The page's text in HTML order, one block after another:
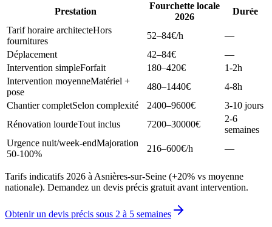
Prestation
Fourchette locale
2026
Durée
Tarif horaire architecteHors
fournitures
52–84€/h
—
Déplacement
42–84€
—
Intervention simpleForfait 180–420€
1-2h
Intervention moyenneMatériel +
pose
480–1440€
4-8h
Chantier completSelon complexité 2400–9600€
3-10 jours
Rénovation lourdeTout inclus 7200–30000€
2-6
semaines
Urgence nuit/week-endMajoration
50-100%
216–600€/h —
Tarifs indicatifs 2026 à Asnières-sur-Seine (+20% vs moyenne
nationale). Demandez un devis précis gratuit avant intervention.
Obtenir un devis précis sous 2 à 5 semaines